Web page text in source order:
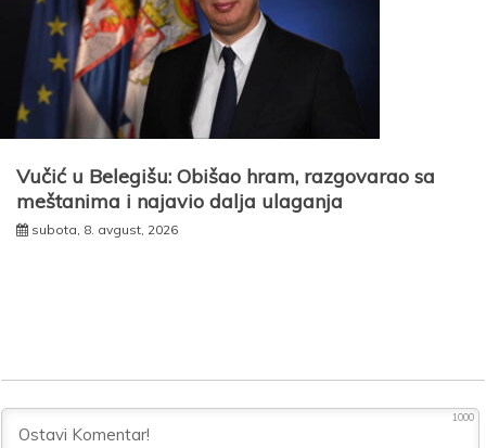
Vučić u Belegišu: Obišao hram, razgovarao sa
meštanima i najavio dalja ulaganja
subota, 8. avgust, 2026
1000